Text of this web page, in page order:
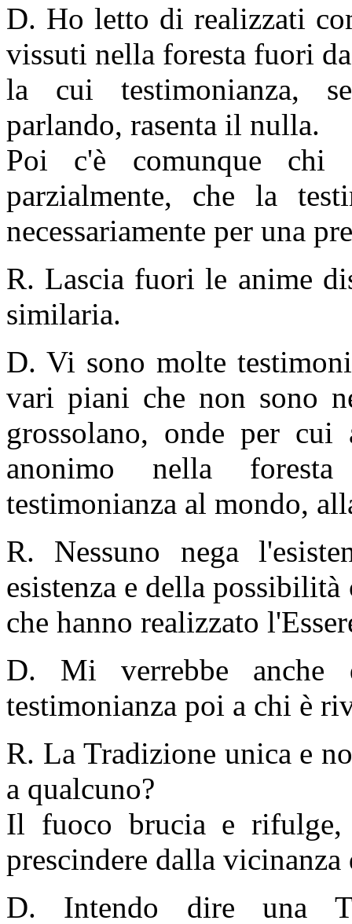
D. Ho letto di realizzati
vissuti nella foresta fuori
la cui testimonianza,
parlando, rasenta il nulla.
Poi c'è comunque chi
parzialmente, che la
necessariamente per una
R. Lascia fuori le anime
similaria.
D. Vi sono molte
vari piani che non sono
grossolano, onde per cui
anonimo nella
testimonianza al mondo,
R. Nessuno nega
esistenza e della
che hanno realizzato
D. Mi verrebbe anche
testimonianza poi a chi è
R. La Tradizione unica e
a qualcuno?
Il fuoco brucia e rifulge,
prescindere dalla
D. Intendo dire una